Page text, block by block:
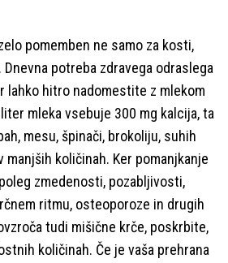
pomemben ne samo za kosti,
potreba zdravega odraslega
lahko hitro nadomestite z mlekom
mleka vsebuje 300 mg kalcija, ta
mesu, špinači, brokoliju, suhih
manjših količinah. Ker pomanjkanje
zmedenosti, pozabljivosti,
ritmu, osteoporoze in drugih
tudi mišične krče, poskrbite,
količinah. Če je vaša prehrana